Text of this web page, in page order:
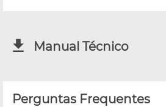
Manual Técnico
Perguntas Frequentes